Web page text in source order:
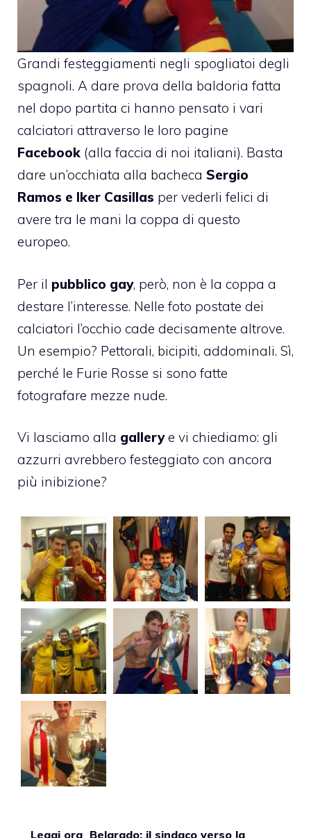
Grandi festeggiamenti negli spogliatoi degli
spagnoli. A dare prova della baldoria fatta
nel dopo partita ci hanno pensato i vari
calciatori attraverso le loro pagine
Facebook (alla faccia di noi italiani). Basta
dare un’occhiata alla bacheca Sergio
Ramos e Iker Casillas per vederli felici di
avere tra le mani la coppa di questo
europeo.
Per il pubblico gay, però, non è la coppa a
destare l’interesse. Nelle foto postate dei
calciatori l’occhio cade decisamente altrove.
Un esempio? Pettorali, bicipiti, addominali. Sì,
perché le Furie Rosse si sono fatte
fotografare mezze nude.
Vi lasciamo alla gallerye vi chiediamo: gli
azzurri avrebbero festeggiato con ancora
più inibizione?
Leggi ora Belgrado: il sindaco verso la